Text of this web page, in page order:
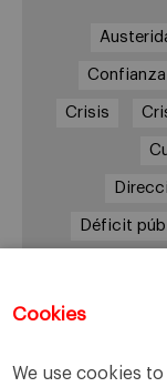
Cookies
We use cookies
Confianza
Crisis
Déficit
Política